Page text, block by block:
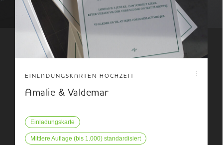
EINLADUNGSKARTEN HOCHZEIT
Amalie & Valdemar
Einladungskarte
Mittlere Auflage (bis 1.000) standardisiert